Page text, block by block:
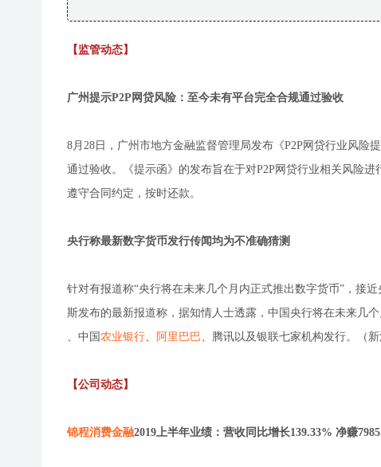
【监管动态】
广州提示P2P网贷风险：至今未有平台完全合规通过验收
8月28日，广州市地方金融监督管理局发布《P2P网贷行业风险
通过验收。《提示函》的发布旨在于对P2P网贷行业相关风险
遵守合同约定，按时还款。
央行称最新数字货币发行传闻均为不准确猜测
针对有报道称“央行将在未来几个月内正式推出数字货币”，接
斯发布的最新报道称，据知情人士透露，中国央行将在未来几
、中国 农业银行 阿里巴巴 、腾讯以及银联七家机构发行。（新
【公司动态】
锦程消费金融2019上半年业绩：营收同比增长139.33% 净赚